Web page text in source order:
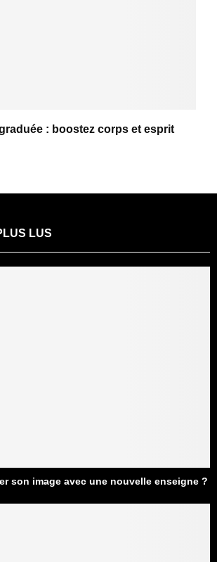
: boostez corps et esprit
LUS
son image avec une nouvelle enseigne ?